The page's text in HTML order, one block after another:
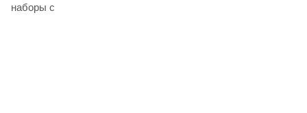
наборы с